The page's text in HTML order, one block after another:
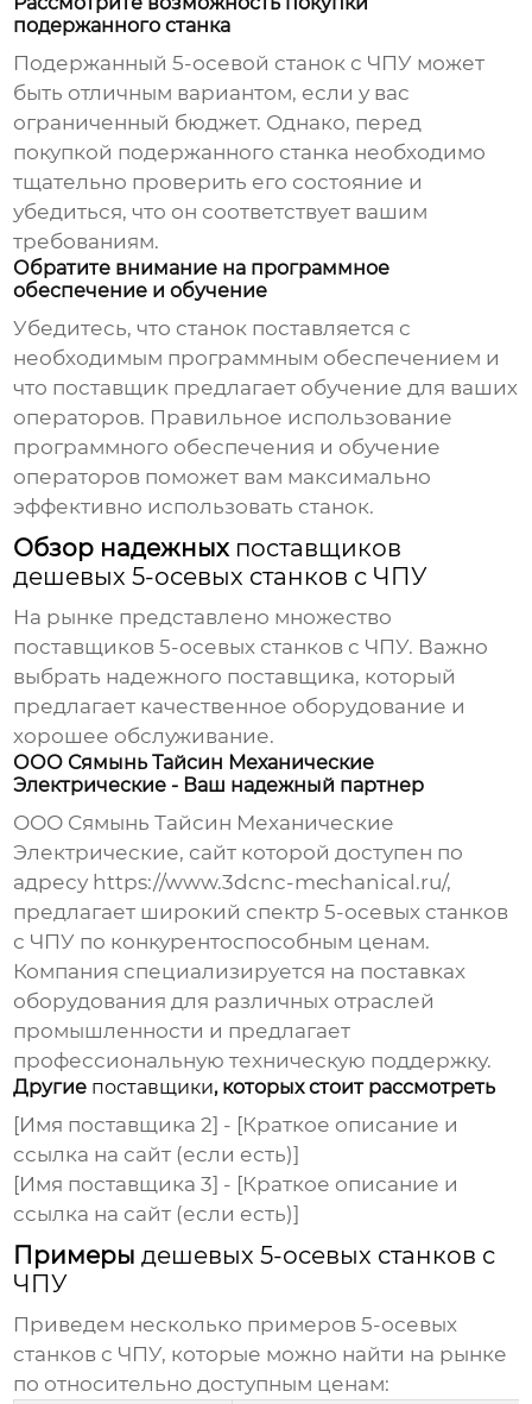
подержанного станка
Подержанный5-осевой станок с ЧПУ может
быть отличным вариантом, если у вас
ограниченный бюджет. Однако, перед
покупкой подержанного станка необходимо
тщательно проверить его состояние и
убедиться, что он соответствует вашим
требованиям.
Обратите внимание на программное
обеспечение и обучение
Убедитесь, что станок поставляется с
необходимым программным обеспечением и
что поставщик предлагает обучение для ваших
операторов. Правильное использование
программного обеспечения и обучение
операторов поможет вам максимально
эффективно использовать станок.
Обзор надежных поставщиков
дешевых 5-осевых станков с ЧПУ
На рынке представлено множество
поставщиков 5-осевых станков с ЧПУ. Важно
выбрать надежного поставщика, который
предлагает качественное оборудование и
хорошее обслуживание.
ООО Сямынь Тайсин Механические
Электрические - Ваш надежный партнер
ООО Сямынь Тайсин Механические
Электрические, сайт которой доступен по
адресу https://www.3dcnc-mechanical.ru/,
предлагает широкий спектр5-осевых станков
с ЧПУ по конкурентоспособным ценам.
Компания специализируется на поставках
оборудования для различных отраслей
промышленности и предлагает
профессиональную техническую поддержку.
Другие поставщики, которых стоит рассмотреть
[Имя поставщика 2] - [Краткое описание и
ссылка на сайт (если есть)]
[Имя поставщика 3] - [Краткое описание и
ссылка на сайт (если есть)]
Примерыдешевых 5-осевых станков с
ЧПУ
Приведем несколько примеров5-осевых
станков с ЧПУ, которые можно найти на рынке
по относительно доступным ценам: